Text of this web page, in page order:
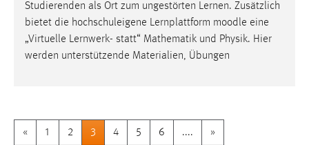
Studierenden als Ort zum ungestörten Lernen. Zusätzlich
bietet die hochschuleigene Lernplattform moodle eine
„Virtuelle Lernwerk- statt“ Mathematik und Physik. Hier
werden unterstützende Materialien, Übungen
« 1 2 3 4 5 6 .... »